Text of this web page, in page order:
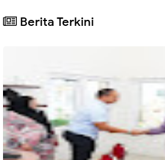
Berita Terkini